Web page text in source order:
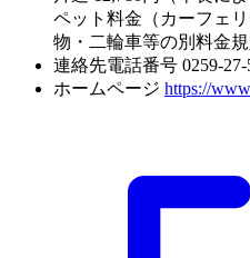
ペット料金（カーフェ
物・二輪車等の別料金規
連絡先電話番号 0259-
ホームページ https://